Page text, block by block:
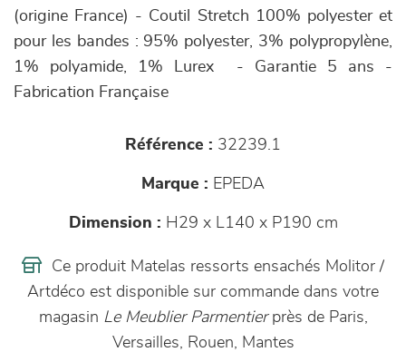
(origine France) - Coutil Stretch 100% polyester et
pour les bandes : 95% polyester, 3% polypropylène,
1% polyamide, 1% Lurex - Garantie 5 ans -
Fabrication Française
Référence : 32239.1
Marque : EPEDA
Dimension : H29 x L140 x P190 cm
Ce produit Matelas ressorts ensachés Molitor /
Artdéco est disponible sur commande dans votre
magasin Le Meublier Parmentierprès de Paris,
Versailles, Rouen, Mantes